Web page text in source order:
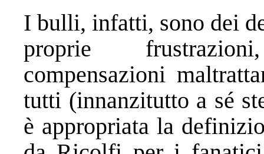
I bulli, infatti, sono dei
proprie
compensazioni
tutti (innanzitutto a sé
è appropriata la